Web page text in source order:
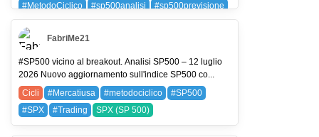
#MetodoCiclico
#sp500analisi
#sp500previsione
SPX (SP 500)
FabriMe21
#SP500 vicino al breakout. Analisi SP500 – 12 luglio
2026 Nuovo aggiornamento sull'indice SP500 co...
Cicli
#Mercatiusa #metodociclico
#SP500
#SPX
#Trading SPX (SP 500)